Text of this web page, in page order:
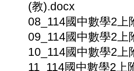
(教).docx
08_114國中數學2
09_114國中數學2
10_114國中數學2
11_114國中數學2上